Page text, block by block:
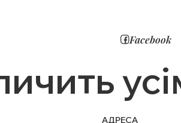
Facebook
АДРЕСА